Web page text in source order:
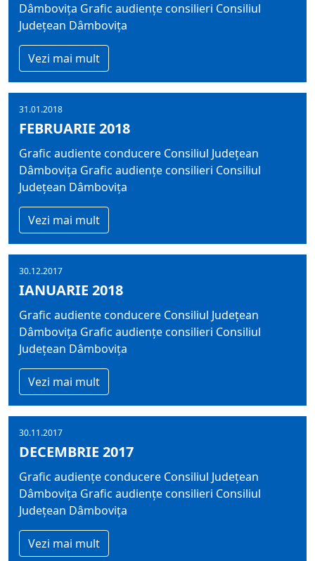
Dâmbovița Grafic audiențe consilieri Consiliul
Județean Dâmbovița
Vezi mai mult
31.01.2018
FEBRUARIE 2018
Grafic audiente conducere Consiliul Județean
Dâmbovița Grafic audiențe consilieri Consiliul
Județean Dâmbovița
Vezi mai mult
30.12.2017
IANUARIE 2018
Grafic audiente conducere Consiliul Județean
Dâmbovița Grafic audiențe consilieri Consiliul
Județean Dâmbovița
Vezi mai mult
30.11.2017
DECEMBRIE 2017
Grafic audiențe conducere Consiliul Județean
Dâmbovița Grafic audiențe consilieri Consiliul
Județean Dâmbovița
Vezi mai mult